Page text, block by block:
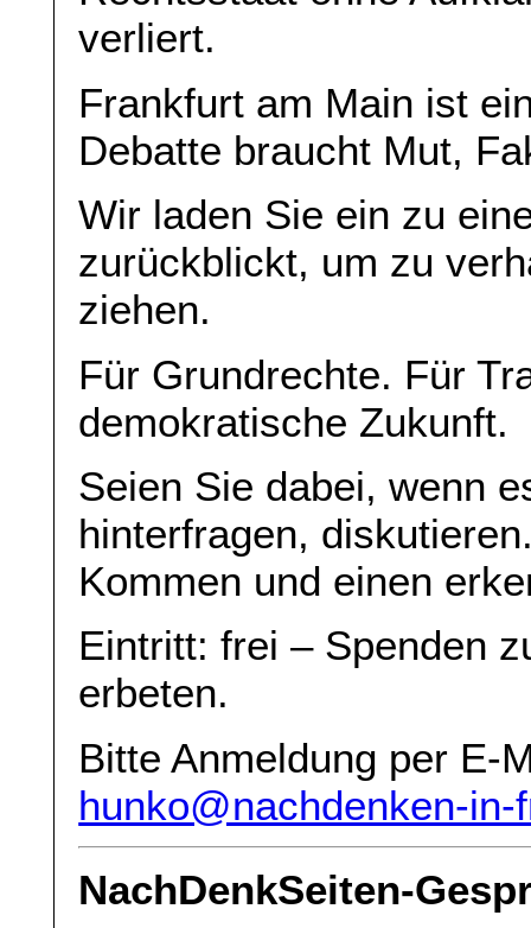
verliert.
Frankfurt am Main ist
Debatte braucht Mut,
Wir laden Sie ein zu
zurückblickt, um zu
ziehen.
Für Grundrechte. Für
demokratische Zukunft.
Seien Sie dabei, wenn
hinterfragen,
Kommen und einen
Eintritt: frei – Spenden
erbeten.
Bitte Anmeldung per E-
hunko@nachdenken-in-
NachDenkSeiten-